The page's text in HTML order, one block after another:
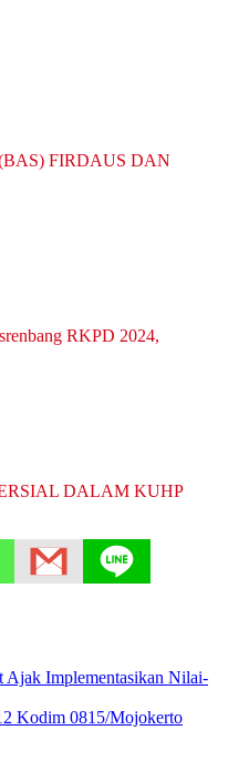
FIRDAUS DAN
RKPD 2024,
DALAM KUHP
Ajak Implementasikan Nilai-
Kodim 0815/Mojokerto